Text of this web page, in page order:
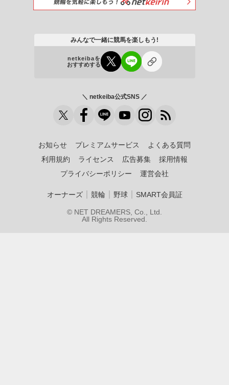
みんなで一緒に競馬を楽しもう!
netkeibaを
おすすめする
＼ netkeiba公式SNS ／
お知らせ プレミアムサービス
よくある質問
利用規約
ライセンス 広告募集
採用情報
プライバシーポリシー
運営会社
オーナーズ｜ 競輪 野球｜ SMART会員証
© NET DREAMERS, Co., Ltd.
All Rights Reserved.